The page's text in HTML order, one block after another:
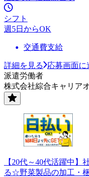
シフト
週5日からOK
交通費支給
詳細を見る
応募画面に
派遣労働者
株式会社綜合キャリア
【20代～40代活躍中
る☆野菜製品の加工・